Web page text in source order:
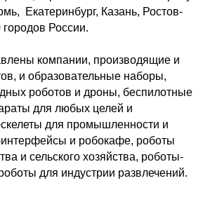
Екатеринбург, Казань, Ростов-
России.
компании, производящие и
и образовательные наборы,
роботов и дроны, беспилотные
для любых целей и
для промышленности и
и робокафе, роботы
и сельского хозяйства, роботы-
для индустрии развлечений.